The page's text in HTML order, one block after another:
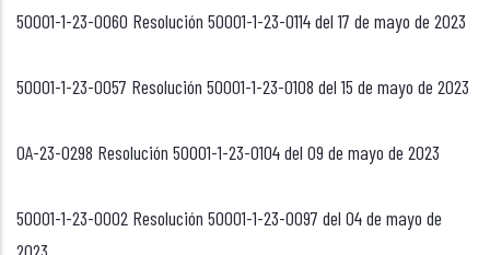
50001-1-23-0060 Resolución 50001-1-23-0114 del 17 de mayo de 2023
50001-1-23-0057 Resolución 50001-1-23-0108 del 15 de mayo de 2023
OA-23-0298 Resolución 50001-1-23-0104 del 09 de mayo de 2023
50001-1-23-0002 Resolución 50001-1-23-0097 del 04 de mayo de